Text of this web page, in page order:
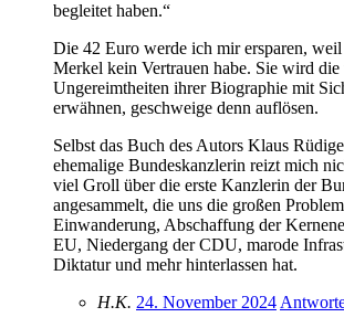
begleitet haben.“
Die 42 Euro werde ich mir ersparen,
Merkel kein Vertrauen habe. Sie wird die
Ungereimtheiten ihrer Biographie mit
erwähnen, geschweige denn auflösen.
Selbst das Buch des Autors Klaus
ehemalige Bundeskanzlerin reizt mich
viel Groll über die erste Kanzlerin der
angesammelt, die uns die großen
Einwanderung, Abschaffung der
EU, Niedergang der CDU, marode
Diktatur und mehr hinterlassen hat.
H.K. 24. November 2024